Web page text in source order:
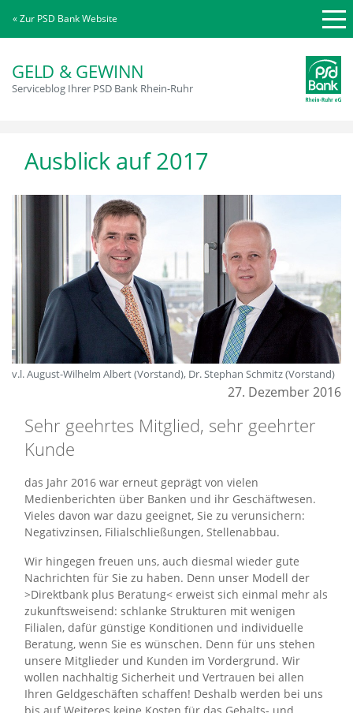
« Zur PSD Bank Website
GELD & GEWINN
Serviceblog Ihrer PSD Bank Rhein-Ruhr
Ausblick auf 2017
v.l. August-Wilhelm Albert (Vorstand), Dr. Stephan Schmitz (Vorstand)
27. Dezember 2016
Sehr geehrtes Mitglied, sehr geehrter
Kunde
das Jahr 2016 war erneut geprägt von vielen
Medienberichten über Banken und ihr Geschäftwesen.
Vieles davon war dazu geeignet, Sie zu verunsichern:
Negativzinsen, Filialschließungen, Stellenabbau.
Wir hingegen freuen uns, auch diesmal wieder gute
Nachrichten für Sie zu haben. Denn unser Modell der
>Direktbank plus Beratung< erweist sich einmal mehr als
zukunftsweisend: schlanke Strukturen mit wenigen
Filialen, dafür günstige Konditionen und individuelle
Beratung, wenn Sie es wünschen. Denn für uns stehen
unsere Mitglieder und Kunden im Vordergrund. Wir
wollen nachhaltig Sicherheit und Vertrauen bei allen
Ihren Geldgeschäften schaffen! Deshalb werden bei uns